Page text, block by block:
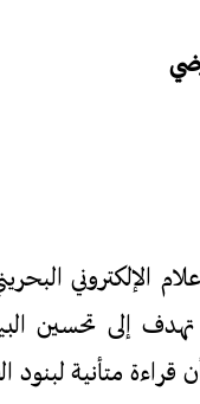
إلى تحسين
قراءة متأنية